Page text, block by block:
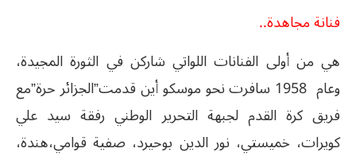
فنانة مجاهدة..
هي من أولى الفنانات اللواتي شاركن في الثورة المجيدة،
وعام 1958 سافرت نحو موسكو أين قدمت”الجزائر حرة”مع
فريق كرة القدم لجبهة التحرير الوطني رفقة سيد علي
كويرات، خميستي، نور الدين بوحيرد، صفية قوامي،هندة،